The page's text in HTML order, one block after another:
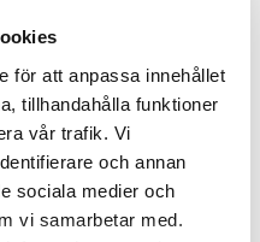
för att anpassa innehållet
tillhandahålla funktioner
vår trafik. Vi
och annan
sociala medier och
vi samarbetar med.
Haven Knopp A2. 06
(Mässing)
168 kr/st210 kr